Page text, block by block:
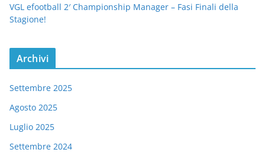
VGL efootball 2′ Championship Manager – Fasi Finali della
Stagione!
Archivi
Settembre 2025
Agosto 2025
Luglio 2025
Settembre 2024